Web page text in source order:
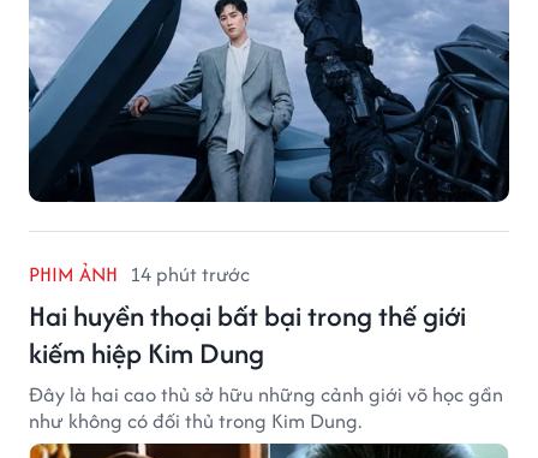
PHIM ẢNH 14 phút trước
Hai huyền thoại bất bại trong thế giới
kiếm hiệp Kim Dung
Đây là hai cao thủ sở hữu những cảnh giới võ học gần
như không có đối thủ trong Kim Dung.